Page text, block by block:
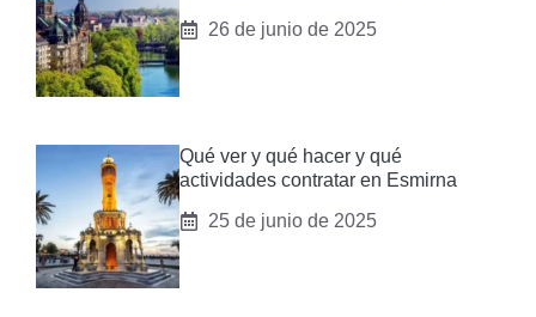
26 de junio de 2025
Qué ver y qué hacer y qué
actividades contratar en Esmirna
25 de junio de 2025